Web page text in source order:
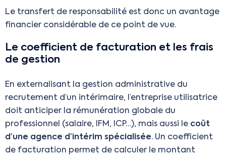
Le transfert de responsabilité est donc un avantage
financier considérable de ce point de vue.
Le coefficient de facturation et les frais
de gestion
En externalisant la gestion administrative du
recrutement d’un intérimaire, l’entreprise utilisatrice
doit anticiper la rémunération globale du
professionnel (salaire, IFM, ICP…), mais aussi le coût
d’une agence d’intérim spécialisée. Un coefficient
de facturation permet de calculer le montant